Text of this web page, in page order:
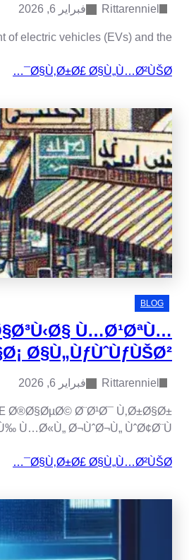
The
Ø¯Ù‹Ø§
Ø§Ù„Ø¥Ø¹Ù„Ø§Ù†Ø§Øª